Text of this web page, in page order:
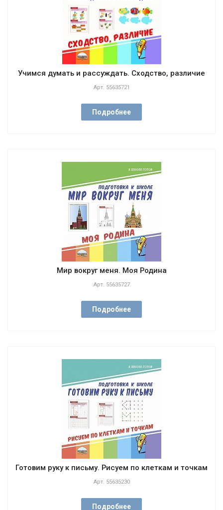
Учимся думать и рассуждать. Сходство, различие
Арт. 55635721
Подробнее
Мир вокруг меня. Моя Родина
Арт. 55635727
Подробнее
Готовим руку к письму. Рисуем по клеткам и точкам
Арт. 55635230
Подробнее